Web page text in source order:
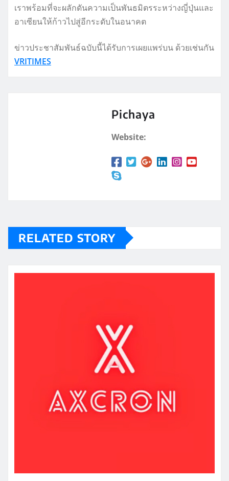
เราพร้อมที่จะผลักดันความเป็นพันธมิตรระหว่างญี่ปุ่นและ
อาเซียนให้ก้าวไปสู่อีกระดับในอนาคต
ข่าวประชาสัมพันธ์ฉบับนี้ได้รับการเผยแพร่บน ด้วยเช่นกัน
VRITIMES
Pichaya
Website:
RELATED STORY